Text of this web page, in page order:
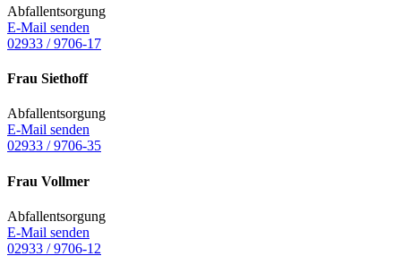
Abfallentsorgung
E-Mail senden
02933 / 9706-17
Frau Siethoff
Abfallentsorgung
E-Mail senden
02933 / 9706-35
Frau Vollmer
Abfallentsorgung
E-Mail senden
02933 / 9706-12